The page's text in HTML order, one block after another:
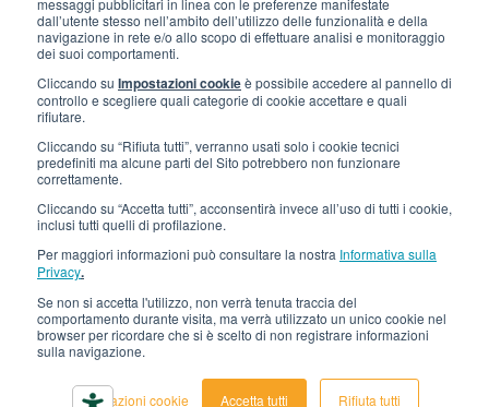
messaggi pubblicitari in linea con le preferenze manifestate
dall’utente stesso nell’ambito dell’utilizzo delle funzionalità e della
navigazione in rete e/o allo scopo di effettuare analisi e monitoraggio
dei suoi comportamenti.
Cliccando su Impostazioni cookieè possibile accedere al pannello di
controllo e scegliere quali categorie di cookie accettare e quali
rifiutare.
Cliccando su “Rifiuta tutti”, verranno usati solo i cookie tecnici
predefiniti ma alcune parti del Sito potrebbero non funzionare
correttamente.
Cliccando su “Accetta tutti”, acconsentirà invece all’uso di tutti i cookie,
inclusi tutti quelli di profilazione.
Per maggiori informazioni può consultare la nostra Informativa sulla
Privacy.
Se non si accetta l'utilizzo, non verrà tenuta traccia del
comportamento durante visita, ma verrà utilizzato un unico cookie nel
browser per ricordare che si è scelto di non registrare informazioni
sulla navigazione.
Impostazioni cookie Accetta tutti Rifiuta tutti
Progetto di trasformazione digitale
© 2026 Interfluid srl • Tutti i diritti riservati